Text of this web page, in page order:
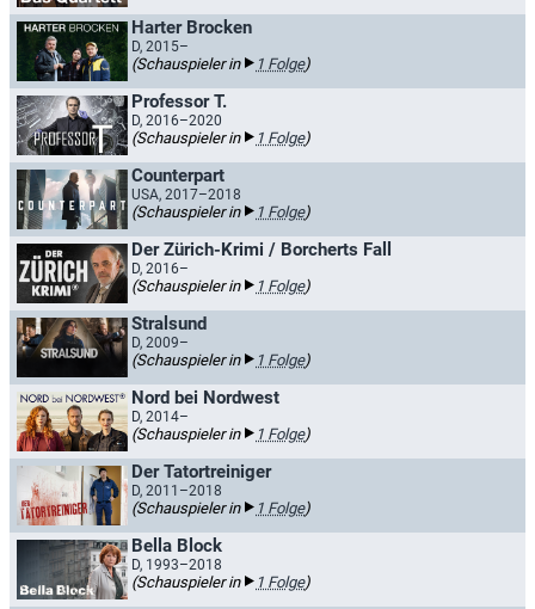
Harter Brocken
D, 2015–
(Schauspieler in 1 Folge)
Professor T.
D, 2016–2020
(Schauspieler in 1 Folge)
Counterpart
USA, 2017–2018
(Schauspieler in 1 Folge)
Der Zürich-Krimi / Borcherts Fall
D, 2016–
(Schauspieler in 1 Folge)
Stralsund
D, 2009–
(Schauspieler in 1 Folge)
Nord bei Nordwest
D, 2014–
(Schauspieler in 1 Folge)
Der Tatortreiniger
D, 2011–2018
(Schauspieler in 1 Folge)
Bella Block
D, 1993–2018
(Schauspieler in 1 Folge)